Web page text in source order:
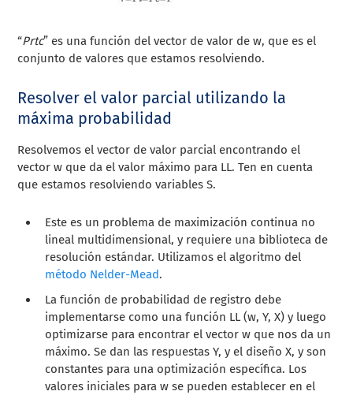
“Prtc” es una función del vector de valor de w, que es el
conjunto de valores que estamos resolviendo.
Resolver el valor parcial utilizando la
máxima probabilidad
Resolvemos el vector de valor parcial encontrando el
vector w que da el valor máximo para LL. Ten en cuenta
que estamos resolviendo variables S.
Este es un problema de maximización continua no
lineal multidimensional, y requiere una biblioteca de
resolución estándar. Utilizamos el algoritmo del
método Nelder-Mead.
La función de probabilidad de registro debe
implementarse como una función LL (w, Y, X) y luego
optimizarse para encontrar el vector w que nos da un
máximo. Se dan las respuestas Y, y el diseño X, y son
constantes para una optimización específica. Los
valores iniciales para w se pueden establecer en el